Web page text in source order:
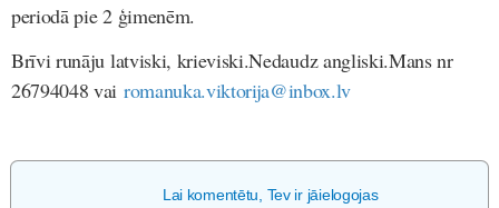
periodā pie 2 ģimenēm.
Brīvi runāju latviski, krieviski.Nedaudz angliski.Mans nr
26794048 vai romanuka.viktorija@inbox.lv
Lai komentētu, Tev ir jāielogojas